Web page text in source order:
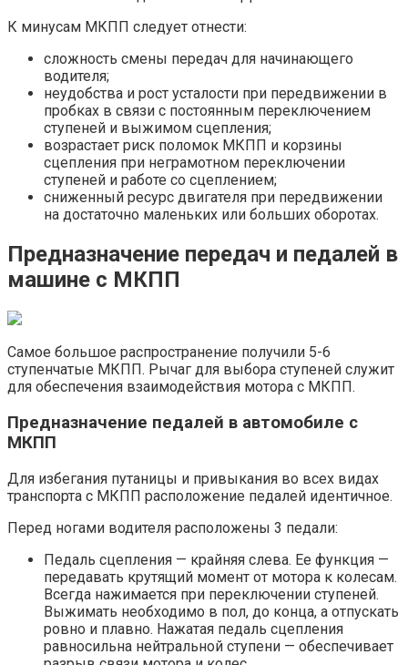
К минусам МКПП следует отнести:
сложность смены передач для начинающего
водителя;
неудобства и рост усталости при передвижении в
пробках в связи с постоянным переключением
ступеней и выжимом сцепления;
возрастает риск поломок МКПП и корзины
сцепления при неграмотном переключении
ступеней и работе со сцеплением;
сниженный ресурс двигателя при передвижении
на достаточно маленьких или больших оборотах.
Предназначение передач и педалей в
машине с МКПП
Самое большое распространение получили 5-6
ступенчатые МКПП. Рычаг для выбора ступеней служит
для обеспечения взаимодействия мотора с МКПП.
Предназначение педалей в автомобиле с
МКПП
Для избегания путаницы и привыкания во всех видах
транспорта с МКПП расположение педалей идентичное.
Перед ногами водителя расположены 3 педали:
Педаль сцепления — крайняя слева. Ее функция —
передавать крутящий момент от мотора к колесам.
Всегда нажимается при переключении ступеней.
Выжимать необходимо в пол, до конца, а отпускать
ровно и плавно. Нажатая педаль сцепления
равносильна нейтральной ступени — обеспечивает